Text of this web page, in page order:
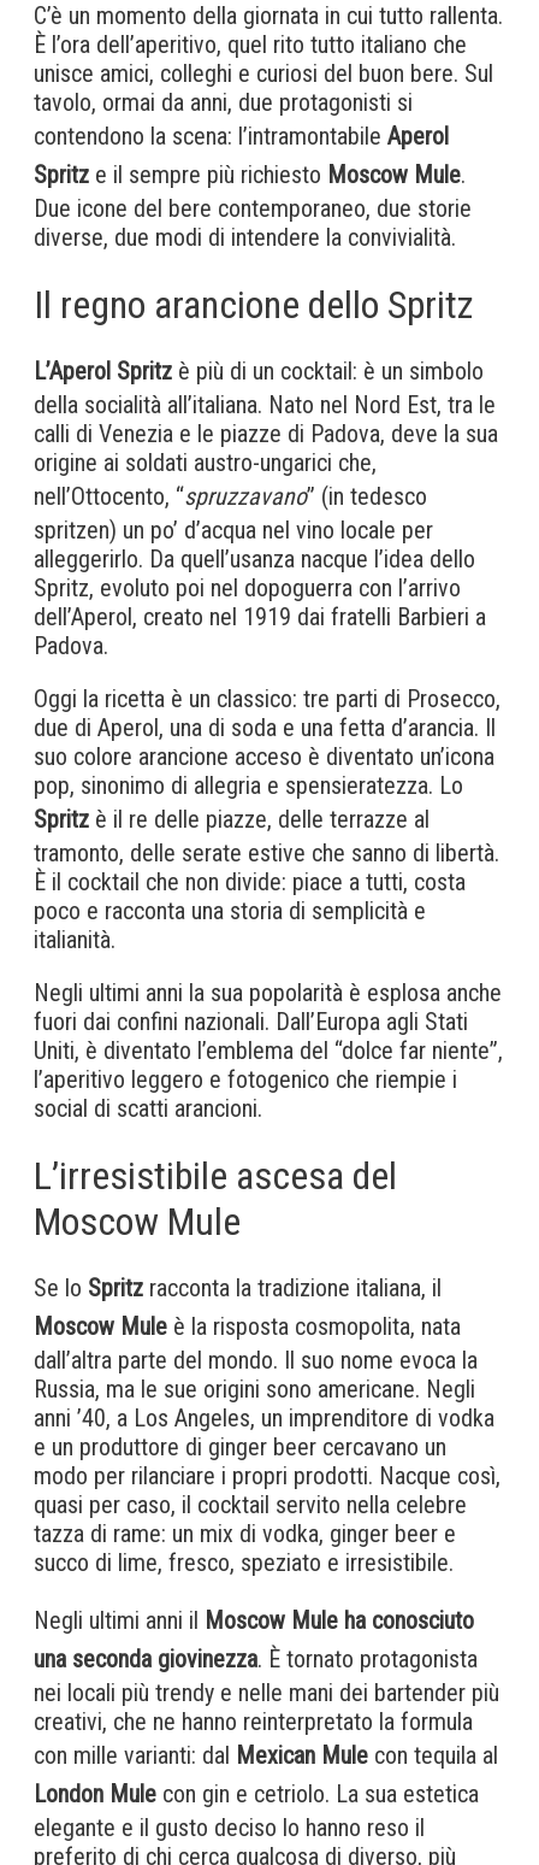
C’è un momento della giornata in cui tutto rallenta.
È l’ora dell’aperitivo, quel rito tutto italiano che
unisce amici, colleghi e curiosi del buon bere. Sul
tavolo, ormai da anni, due protagonisti si
contendono la scena: l’intramontabile Aperol
Spritz e il sempre più richiesto Moscow Mule.
Due icone del bere contemporaneo, due storie
diverse, due modi di intendere la convivialità.
Il regno arancione dello Spritz
L’Aperol Spritz è più di un cocktail: è un simbolo
della socialità all’italiana. Nato nel Nord Est, tra le
calli di Venezia e le piazze di Padova, deve la sua
origine ai soldati austro-ungarici che,
nell’Ottocento, “spruzzavano” (in tedesco
spritzen) un po’ d’acqua nel vino locale per
alleggerirlo. Da quell’usanza nacque l’idea dello
Spritz, evoluto poi nel dopoguerra con l’arrivo
dell’Aperol, creato nel 1919 dai fratelli Barbieri a
Padova.
Oggi la ricetta è un classico: tre parti di Prosecco,
due di Aperol, una di soda e una fetta d’arancia. Il
suo colore arancione acceso è diventato un’icona
pop, sinonimo di allegria e spensieratezza. Lo
Spritz è il re delle piazze, delle terrazze al
tramonto, delle serate estive che sanno di libertà.
È il cocktail che non divide: piace a tutti, costa
poco e racconta una storia di semplicità e
italianità.
Negli ultimi anni la sua popolarità è esplosa anche
fuori dai confini nazionali. Dall’Europa agli Stati
Uniti, è diventato l’emblema del “dolce far niente”,
l’aperitivo leggero e fotogenico che riempie i
social di scatti arancioni.
L’irresistibile ascesa del
Moscow Mule
Se lo Spritz racconta la tradizione italiana, il
Moscow Mule è la risposta cosmopolita, nata
dall’altra parte del mondo. Il suo nome evoca la
Russia, ma le sue origini sono americane. Negli
anni ’40, a Los Angeles, un imprenditore di vodka
e un produttore di ginger beer cercavano un
modo per rilanciare i propri prodotti. Nacque così,
quasi per caso, il cocktail servito nella celebre
tazza di rame: un mix di vodka, ginger beer e
succo di lime, fresco, speziato e irresistibile.
Negli ultimi anni il Moscow Mule ha conosciuto
una seconda giovinezza. È tornato protagonista
nei locali più trendy e nelle mani dei bartender più
creativi, che ne hanno reinterpretato la formula
con mille varianti: dal Mexican Mule con tequila al
London Mule con gin e cetriolo. La sua estetica
elegante e il gusto deciso lo hanno reso il
preferito di chi cerca qualcosa di diverso, più